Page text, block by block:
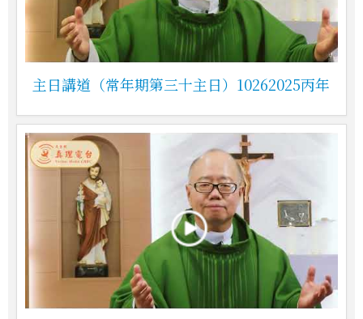
主日講道（常年期第三十主日）10262025丙年